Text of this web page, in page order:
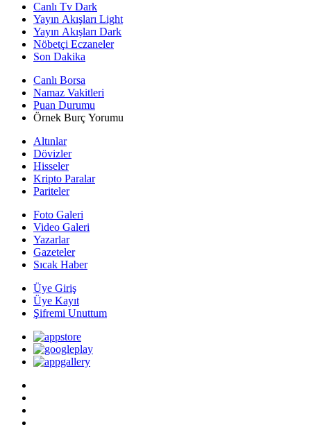
Canlı Tv Dark
Yayın Akışları Light
Yayın Akışları Dark
Nöbetçi Eczaneler
Son Dakika
Canlı Borsa
Namaz Vakitleri
Puan Durumu
Örnek Burç Yorumu
Altınlar
Dövizler
Hisseler
Kripto Paralar
Pariteler
Foto Galeri
Video Galeri
Yazarlar
Gazeteler
Sıcak Haber
Üye Giriş
Üye Kayıt
Şifremi Unuttum